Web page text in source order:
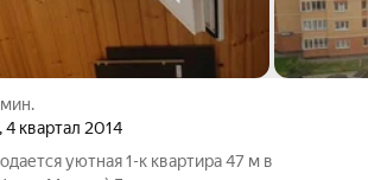
, 4 квартал 2014
уютная 1-к квартира 47 м в